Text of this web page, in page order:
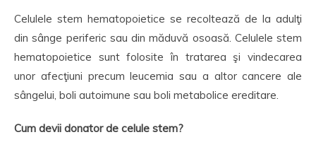
Celulele stem hematopoietice se recoltează de la adulţi
din sânge periferic sau din măduvă osoasă. Celulele stem
hematopoietice sunt folosite în tratarea şi vindecarea
unor afecţiuni precum leucemia sau a altor cancere ale
sângelui, boli autoimune sau boli metabolice ereditare.
Cum devii donator de celule stem?